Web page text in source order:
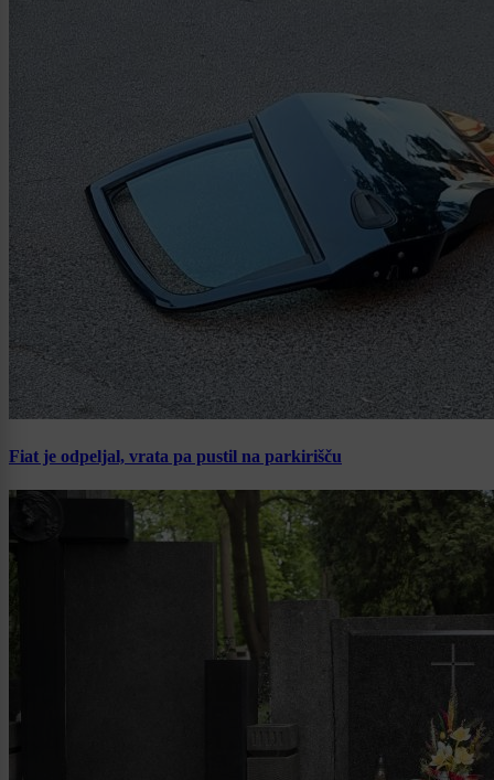
Fiat je odpeljal, vrata pa pustil na parkirišču